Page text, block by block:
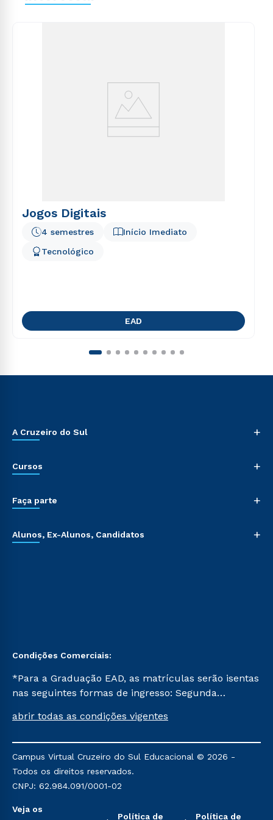
Jogos Digitais
Início Imediato
4 semestres
Tecnológico
EAD
A Cruzeiro do Sul +
Cursos +
Faça parte +
Alunos, Ex-Alunos, Candidatos +
Condições Comerciais:
*Para a Graduação EAD, as matrículas serão isentas
nas seguintes formas de ingresso: Segunda
Já para as demais, a taxa de matrícula será de R$
mencionadas são referentes aos cursos: Ensino
Religioso, Geografia para a Docência e Metodologia
do Ensino de História: Questões Atuais.
abrir todas as condições vigentes
Campus Virtual Cruzeiro do Sul Educacional © 2026 -
Todos os direitos reservados.
CNPJ: 62.984.091/0001-02
Veja os
Política de Política de